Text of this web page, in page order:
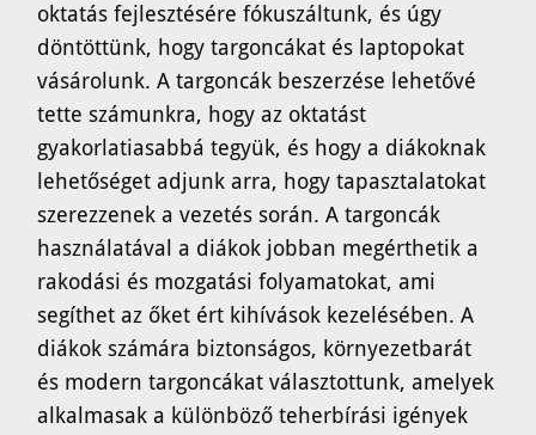
oktatás fejlesztésére fókuszáltunk, és úgy
döntöttünk, hogy targoncákat és laptopokat
vásárolunk. A targoncák beszerzése lehetővé
tette számunkra, hogy az oktatást
gyakorlatiasabbá tegyük, és hogy a diákoknak
lehetőséget adjunk arra, hogy tapasztalatokat
szerezzenek a vezetés során. A targoncák
használatával a diákok jobban megérthetik a
rakodási és mozgatási folyamatokat, ami
segíthet az őket ért kihívások kezelésében. A
diákok számára biztonságos, környezetbarát
és modern targoncákat választottunk, amelyek
alkalmasak a különböző teherbírási igények